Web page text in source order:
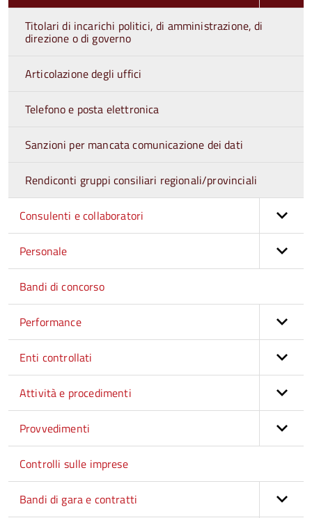
Titolari di incarichi politici, di amministrazione, di
direzione o di governo
Articolazione degli uffici
Telefono e posta elettronica
Sanzioni per mancata comunicazione dei dati
Rendiconti gruppi consiliari regionali/provinciali
Consulenti e collaboratori
Personale
Bandi di concorso
Performance
Enti controllati
Attività e procedimenti
Provvedimenti
Controlli sulle imprese
Bandi di gara e contratti